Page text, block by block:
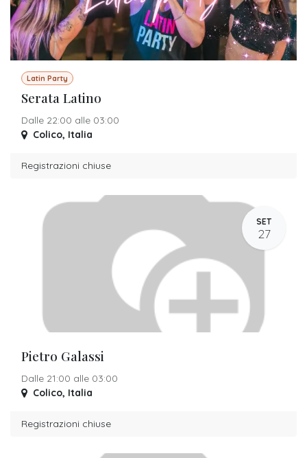
Latin Party
Serata Latino
Dalle 22:00 alle 03:00
Colico, Italia
Registrazioni chiuse
SET
27
Pietro Galassi
Dalle 21:00 alle 03:00
Colico, Italia
Registrazioni chiuse